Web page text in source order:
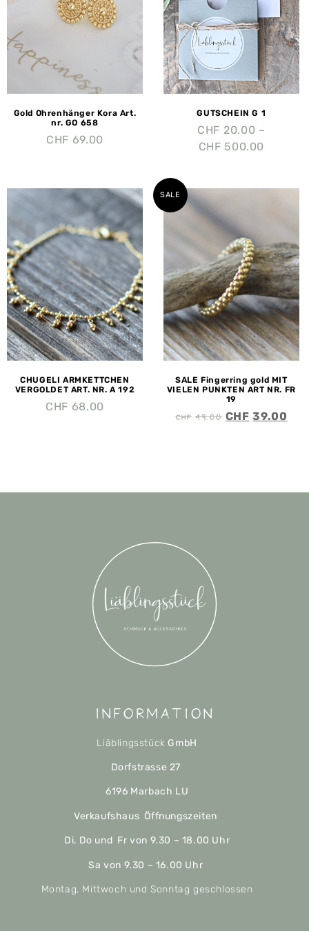
Gold Ohrenhänger Kora Art.
nr. GO 658
CHF 69.00
GUTSCHEIN G 1
CHF 20.00 –
CHF 500.00
CHUGELI ARMKETTCHEN
VERGOLDET ART. NR. A 192
CHF 68.00
SALE
SALE Fingerring gold MIT
VIELEN PUNKTEN ART NR. FR
19
CHF49.00 CHF 39.00
Information
Liäblingsstück GmbH
Dorfstrasse 27
6196 Marbach LU
Verkaufshaus Öffnungszeiten
Di, Do und Fr von 9.30 – 18.00 Uhr
Sa von 9.30 – 16.00 Uhr
Montag, Mittwoch und Sonntag geschlossen